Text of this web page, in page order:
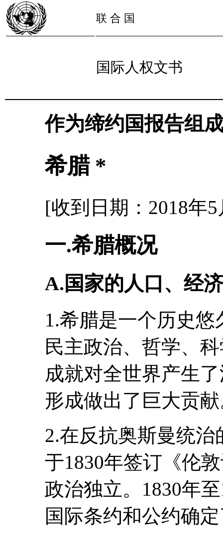
联 合 国
国际人权文书
作为缔约国报告组
希腊 *
[收到日期：2018年
一.希腊概况
A.国家的人口、经
1.希腊是一个历史
民主政治、哲学、
成就对全世界产生
形成做出了巨大贡
2.在反抗奥斯曼统
于1830年签订《伦
政治独立。1830年
国际条约和公约确